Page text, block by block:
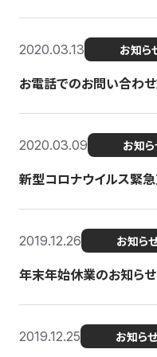
2020.03.13 お知ら
お電話でのお問い合わ
2020.03.09 お知ら
新型コロナウイルス緊
2019.12.26 お知ら
年末年始休業のお知らせ
2019.12.25 お知らせ